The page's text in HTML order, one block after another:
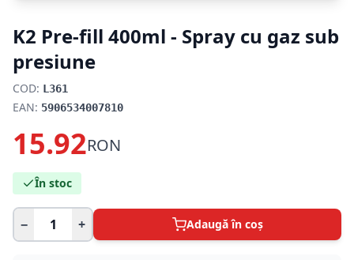
K2 Pre-fill 400ml - Spray cu gaz sub
presiune
COD: L361
EAN: 5906534007810
15.92RON
În stoc
− + Adaugă în coș